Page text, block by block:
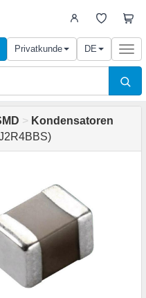
Privatkunde DE
> Kondensatoren